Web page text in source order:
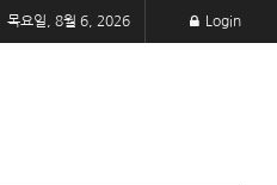
목요일, 8월 6, 2026 Login